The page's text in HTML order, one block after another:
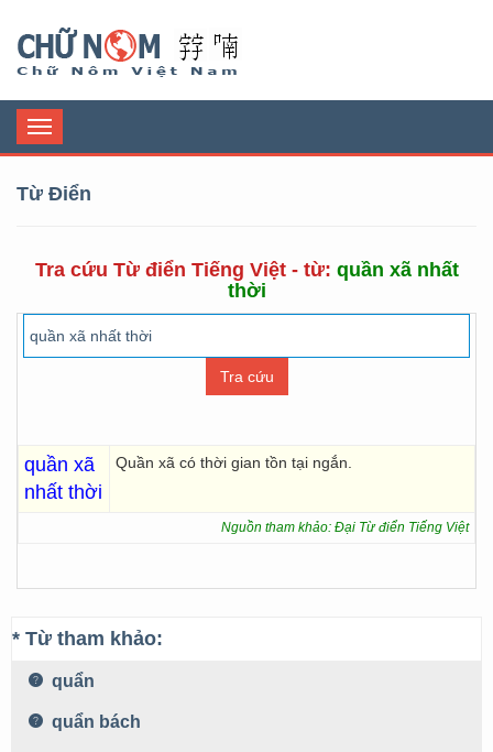
Toggle
navigation
Từ Điển
Tra cứu Từ điển Tiếng Việt - từ: quần xã nhất
thời
quần xã
nhất thời
Quần xã có thời gian tồn tại ngắn.
Nguồn tham khảo: Đại Từ điển Tiếng Việt
* Từ tham khảo:
quẩn
quẩn bách